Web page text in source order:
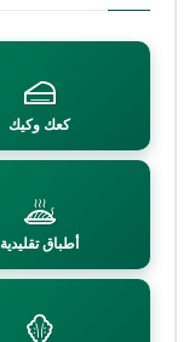
كعك وكيك
أطباق تقليدية